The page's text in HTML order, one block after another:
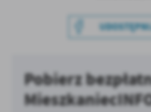
społecznościowych.
Pobierz